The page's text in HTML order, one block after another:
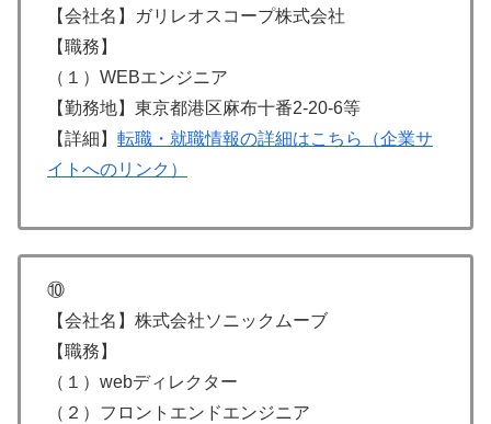
【会社名】ガリレオスコープ株式会社
【職務】
（１）WEBエンジニア
【勤務地】東京都港区麻布十番2-20-6等
【詳細】 転職・就職情報の詳細はこちら（企業サ
イトへのリンク）
⑩
【会社名】株式会社ソニックムーブ
【職務】
（１）webディレクター
（２）フロントエンドエンジニア